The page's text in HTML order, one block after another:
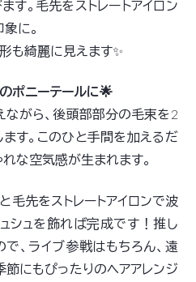
す。毛先をストレートアイロン
に。
も綺麗に見えます✨
ポニーテールに🌟
がら、後頭部部分の毛束を2
す。このひと手間を加えるだ
れな空気感が生まれます。
毛先をストレートアイロンで波
シュを飾れば完成です！推し
、ライブ参戦はもちろん、遠
節にもぴったりのヘアアレンジ